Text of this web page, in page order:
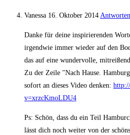
Vanessa 16. Oktober 2014 Antworten
Danke für deine inspirierenden
irgendwie immer wieder auf den
das auf eine wundervolle,
Zu der Zeile "Nach Hause.
sofort an dieses Video denken:
v=xrzcKmoLDU4
Ps: Schön, dass du ein Teil
lässt dich noch weiter von der